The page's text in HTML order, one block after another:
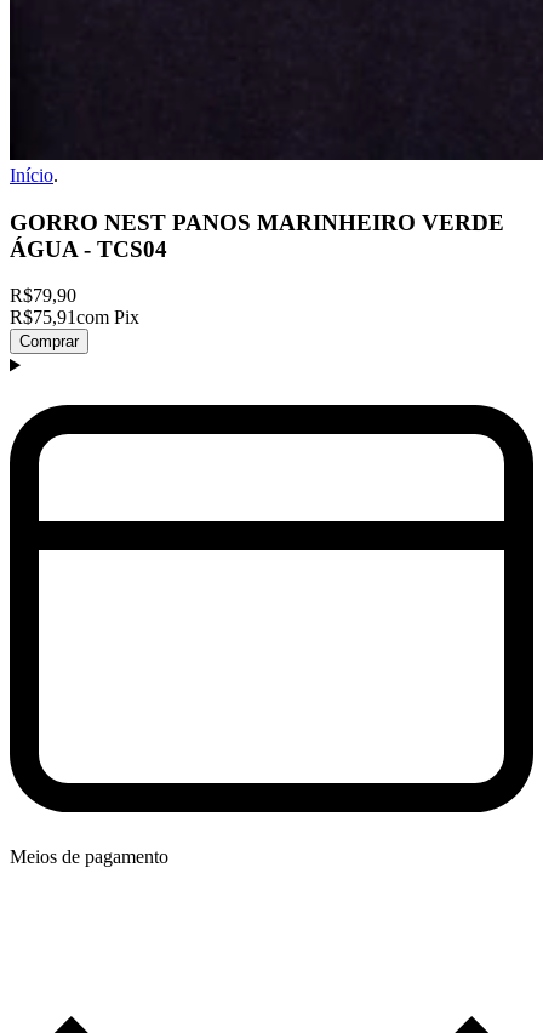
Início.
GORRO NEST PANOS MARINHEIRO VERDE
ÁGUA - TCS04
R$79,90
R$75,91com Pix
Comprar
Meios de pagamento